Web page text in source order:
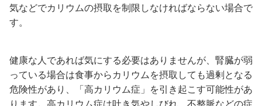
気などでカリウムの摂取を制限しなければならない場合で
す。
健康な人であれば気にする必要はありませんが、腎臓が弱
っている場合は食事からカリウムを摂取しても過剰となる
危険性があり、「高カリウム症」を引き起こす可能性があ